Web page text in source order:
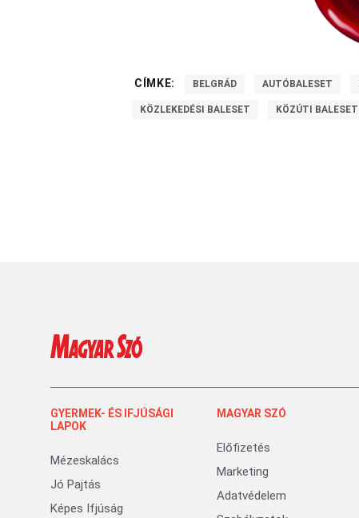
CÍMKE: BELGRÁD AUTÓBALESET
KÖZLEKEDÉSI BALESET KÖZÚTI BALESET
GYERMEK- ÉS IFJÚSÁGI
LAPOK
Mézeskalács
Jó Pajtás
Képes Ifjúság
MAGYAR SZÓ
Előfizetés
Marketing
Adatvédelem